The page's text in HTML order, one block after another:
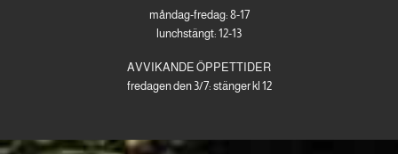
måndag-fredag: 8-17
lunchstängt: 12-13
AVVIKANDE ÖPPETTIDER
fredagen den 3/7: stänger kl 12